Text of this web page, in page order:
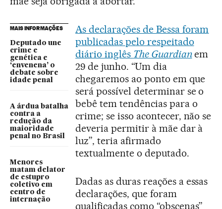
MAIS INFORMAÇÕES
Deputado une
crime e
genética e
‘envenena’ o
debate sobre
idade penal
A árdua batalha
contra a
redução da
maioridade
penal no Brasil
Menores
matam delator
de estupro
coletivo em
centro de
internação
As declarações de Bessa foram
publicadas pelo respeitado
diário inglês The Guardianem
29 de junho. “Um dia
chegaremos ao ponto em que
será possível determinar se o
bebê tem tendências para o
crime; se isso acontecer, não se
deveria permitir à mãe dar à
luz”, teria afirmado
textualmente o deputado.
Dadas as duras reações a essas
declarações, que foram
qualificadas como “obscenas”